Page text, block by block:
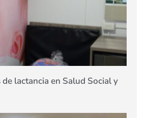
de lactancia en Salud Social y